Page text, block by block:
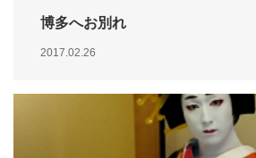
博多へお別れ
2017.02.26